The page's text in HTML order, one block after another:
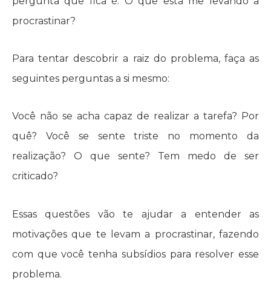
procrastinar?
Para tentar descobrir a raiz do problema, faça as
seguintes perguntas a si mesmo:
Você não se acha capaz de realizar a tarefa? Por
quê? Você se sente triste no momento da
realização? O que sente? Tem medo de ser
criticado?
Essas questões vão te ajudar a entender as
motivações que te levam a procrastinar, fazendo
com que você tenha subsídios para resolver esse
problema.